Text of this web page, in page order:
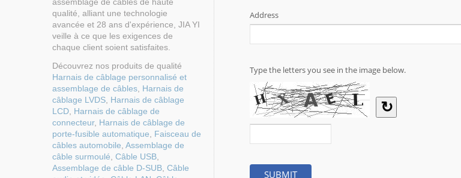
assemblage de câbles de haute
qualité, alliant une technologie
avancée et 28 ans d'expérience, JIA YI
veille à ce que les exigences de
chaque client soient satisfaites.
Découvrez nos produits de qualité
Harnais de câblage personnalisé et
assemblage de câbles Harnais de
câblage LVDS Harnais de câblage
LCD Harnais de câblage de
connecteur, Harnais de câblage de
porte-fusible automatique
Faisceau de
câbles automobile Assemblage de
câble surmoulé Câble USB
Assemblage de câble D-SUB Câble